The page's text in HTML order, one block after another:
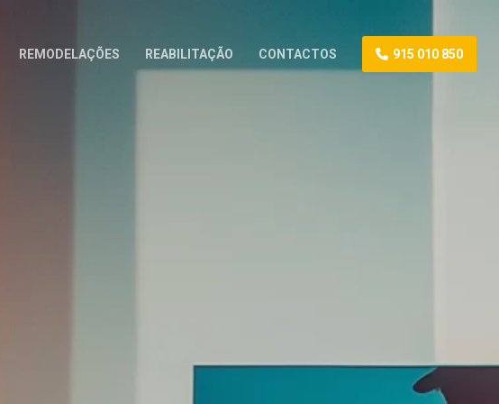
REMODELAÇÕES REABILITAÇÃO CONTACTOS 915 010 850